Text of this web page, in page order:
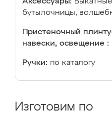
бутылочницы,
Пристеночный
навески, освещение :
Ручки: по каталогу
Изготовим по